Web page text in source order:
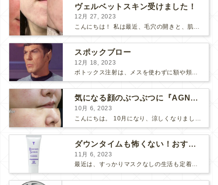
ヴェルベットスキン受けました！
12月 27, 2023
こんにちは！ 私は最近、毛穴の開きと、肌のごわつきが気になって、なんとかお肌をツヤツヤにしたいな〜と思っていました… そこで！ダーマペン『ヴェルベットスキン』を受けました♪ 経過ごとに写...
スポックブロー
12月 18, 2023
ボトックス注射は、メスを使わずに額や頬のシワ、エラを和らげることができるため、リスクの少ない美容医療としてとても人気の治療です。 しかし、表情筋がうまく動かずに、引きつったような不自然な笑顔...
気になる顔のぶつぶつに『AGNES』
10月 6, 2023
こんにちは。 10月になり、涼しくなりましたね。 先日、美味しい栗が届いたので栗ご飯を作りました。 お米3合にお水を入れて、 料理酒大さじ2、塩小さじ1、栗を大量に投入！ 美味しくで...
ダウンタイムも怖くない！おすすめコスメ2選！
11月 6, 2023
最近は、すっかりマスクなしの生活も定着してきましたね。 マスク必須の時は面倒だし、息苦しいし、早くマスクなしの生活に戻らないかな～と思っていましたが、そんなマスク生活にもメリットがありました。そ...